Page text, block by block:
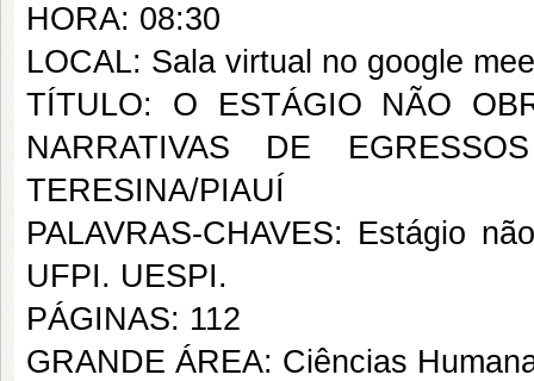
HORA: 08:30
LOCAL: Sala virtual no google
TÍTULO: O ESTÁGIO NÃO
NARRATIVAS DE
TERESINA/PIAUÍ
PALAVRAS-CHAVES: Estágio
UFPI. UESPI.
PÁGINAS: 112
GRANDE ÁREA: Ciências